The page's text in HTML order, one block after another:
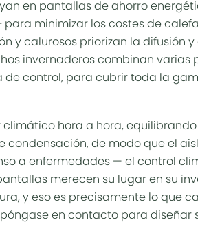
en pantallas de ahorro
minimizar los costes de
y calurosos priorizan la difusión y
invernaderos combinan varias
de control, para cubrir toda la
hora a hora,
condensación, de modo que el
a enfermedades — el control
merecen su lugar en su
y eso es precisamente lo que
en contacto para diseñar